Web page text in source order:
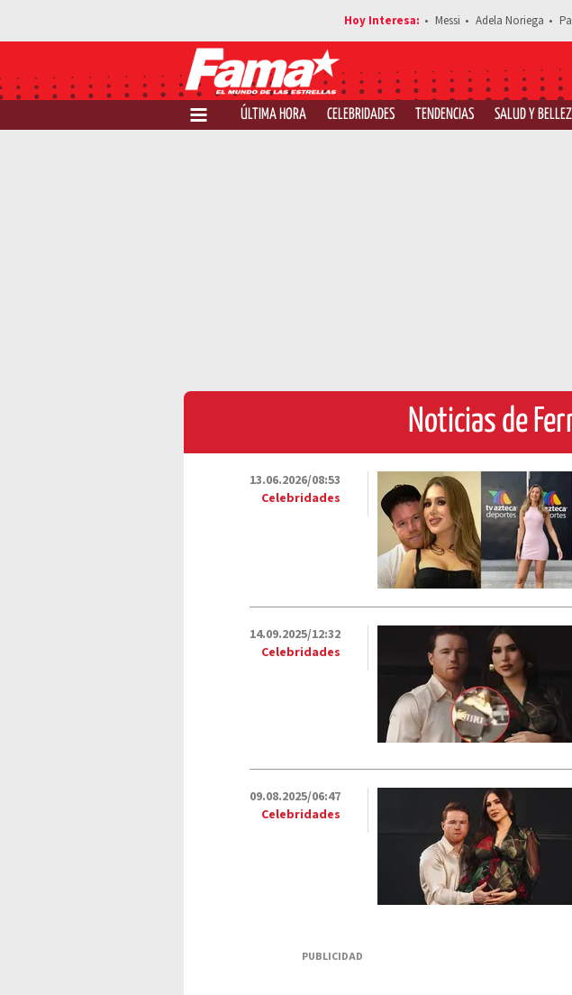
Messi Adela Noriega
ÚLTIMA HORA CELEBRIDADES TENDENCIAS SALUD Y
Noticias de
13.06.2026/08:53
Celebridades
14.09.2025/12:32
Celebridades
09.08.2025/06:47
Celebridades
PUBLICIDAD